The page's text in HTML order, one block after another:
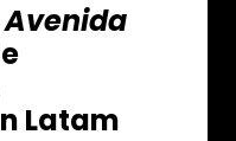
Avenida
Latam